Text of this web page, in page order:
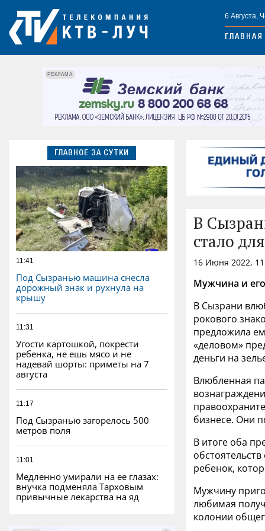
6 Августа,
ГЛАВНАЯ
РЕКЛАМА
ГЛАВНОЕ ЗА СУТКИ
11:41
Под Сызранью машина снесла
дорожный знак и рухнула на
крышу
11:31
Угости картошкой, покрести
ребенка, не ешь мясо и не
надевай шорты: приметы на 7
августа
11:17
Под Сызранью загорелось 500
метров поля
11:01
Медленно умирали на ее глазах:
внучка подменяла Тарховым
привычные лекарства на яд
В
стало
16 Июня 2022,
Мужчина и его
В Сызрани
рокового
предложила
«деловом»
деньги на
Влюбленная
бизнесе. Они
В итоге оба
ребенок,
Мужчину
любимая
колонии